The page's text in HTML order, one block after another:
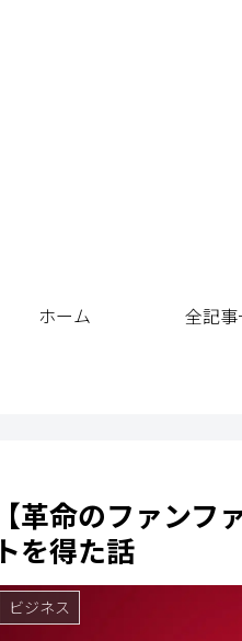
ホーム 全記
【革命のファン
トを得た話
ビジネス